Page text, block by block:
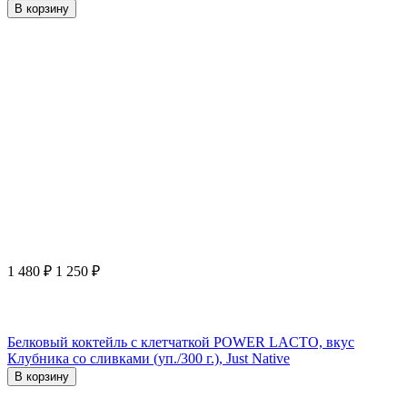
В корзину
1 480 ₽ 1 250 ₽
Белковый коктейль с клетчаткой POWER LACTO, вкус
Клубника со сливками (уп./300 г.), Just Native
В корзину